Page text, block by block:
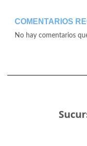
COMENTARIOS
No hay comentarios